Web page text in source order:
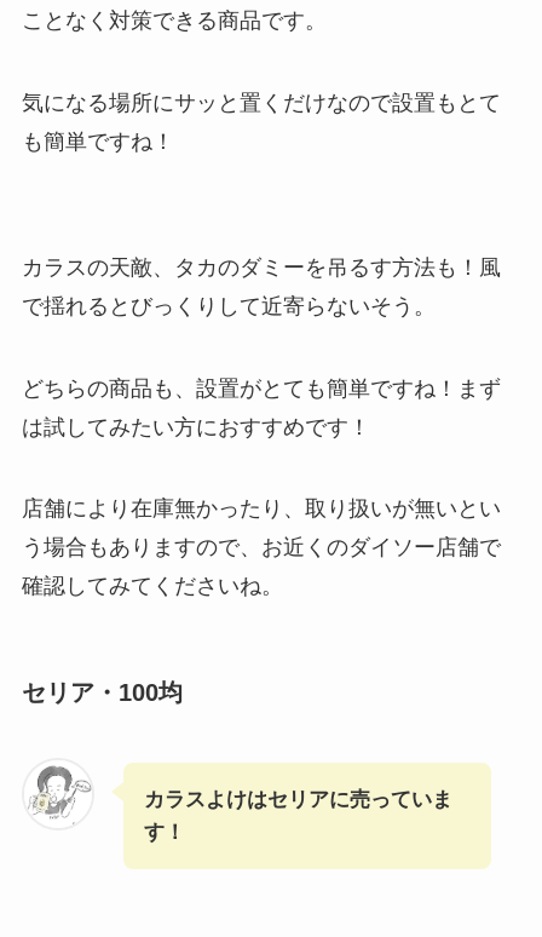
ことなく対策できる商品です。
気になる場所にサッと置くだけなので設置もとて
も簡単ですね！
カラスの天敵、タカのダミーを吊るす方法も！風
で揺れるとびっくりして近寄らないそう。
どちらの商品も、設置がとても簡単ですね！まず
は試してみたい方におすすめです！
店舗により在庫無かったり、取り扱いが無いとい
う場合もありますので、お近くのダイソー店舗で
確認してみてくださいね。
セリア・100均
カラスよけはセリアに売っていま
す！